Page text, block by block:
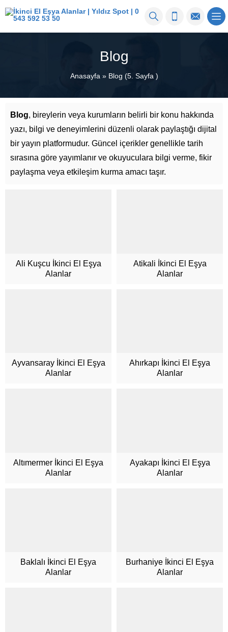
Blog
Anasayfa » Blog (5. Sayfa )
Blog, bireylerin veya kurumların belirli bir konu hakkında
yazı, bilgi ve deneyimlerini düzenli olarak paylaştığı dijital
bir yayın platformudur. Güncel içerikler genellikle tarih
sırasına göre yayımlanır ve okuyuculara bilgi verme, fikir
paylaşma veya etkileşim kurma amacı taşır.
Ali Kuşcu İkinci El Eşya
Alanlar
Atikali İkinci El Eşya
Alanlar
Ayvansaray İkinci El Eşya
Alanlar
Ahırkapı İkinci El Eşya
Alanlar
Altımermer İkinci El Eşya
Alanlar
Ayakapı İkinci El Eşya
Alanlar
Baklalı İkinci El Eşya
Alanlar
Burhaniye İkinci El Eşya
Alanlar